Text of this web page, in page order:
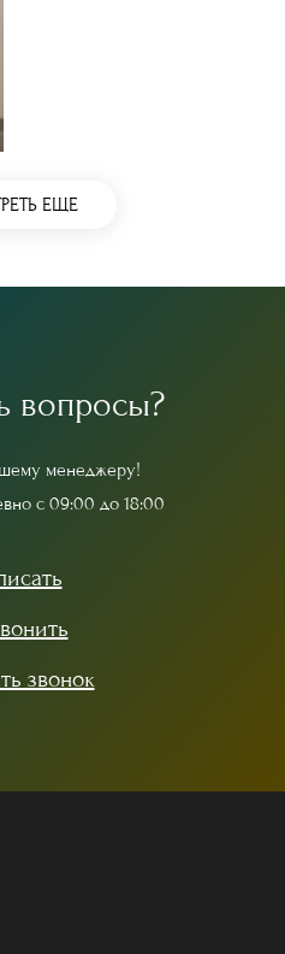
ЕЩЕ
вопросы?
шему менеджеру!
вно с 09:00 до 18:00
звонок